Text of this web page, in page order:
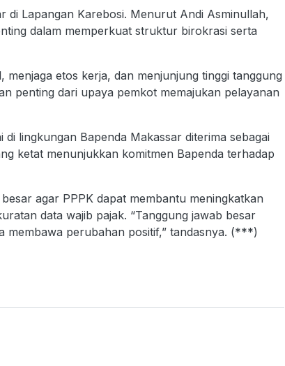
di Lapangan Karebosi. Menurut Andi Asminullah,
dalam memperkuat struktur birokrasi serta
etos kerja, dan menjunjung tinggi tanggung
penting dari upaya pemkot memajukan pelayanan
lingkungan Bapenda Makassar diterima sebagai
ketat menunjukkan komitmen Bapenda terhadap
agar PPPK dapat membantu meningkatkan
data wajib pajak. “Tanggung jawab besar
membawa perubahan positif,” tandasnya. (***)